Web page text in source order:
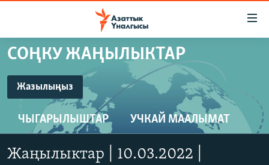
Навигацияга
Издөөгө
салыңыз
ЖАҢЫЛЫКТАР
КЫРГЫЗСТАН
КЫРГЫЗСТАН
САЯСАТ
ЭКОНОМИКА
ДҮЙНӨ
БОРБОР АЗИЯ
УКРАИНА
АТАЙЫН ИЛИКТӨӨ
СОҢКУ ЖАҢЫЛЫКТАР
Жазылыңыз
ЖАЗЫЛЫҢЫЗ
Spotify
ЧЫГАРЫЛЫШТАР УЧКАЙ МААЛЫМАТ
Жаңылыктар | 10.03.2022 |